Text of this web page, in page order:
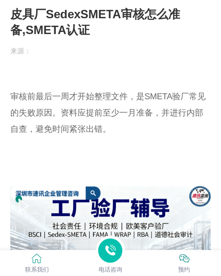
皮具厂SedexSMETA审核怎么准
备,SMETA认证
来源：
审核前最后一周才开始整理文件，是SMETA验厂常见
的失败原因。资料应提前至少一月准备，并进行内部
自查，避免时间紧张出错。
联系我们 电话咨询 预约